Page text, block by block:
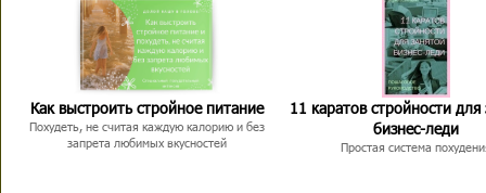
Как выстроить стройное питание
Похудеть, не считая каждую калорию и без
запрета любимых вкусностей
11 каратов стройности для
бизнес-леди
Простая система